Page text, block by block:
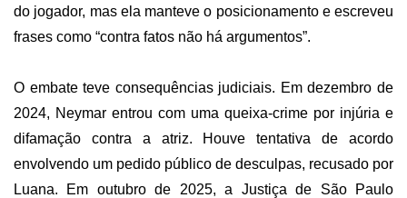
do jogador, mas ela manteve o posicionamento e escreveu
frases como “contra fatos não há argumentos”.
O embate teve consequências judiciais. Em dezembro de
2024, Neymar entrou com uma queixa-crime por injúria e
difamação contra a atriz. Houve tentativa de acordo
envolvendo um pedido público de desculpas, recusado por
Luana. Em outubro de 2025, a Justiça de São Paulo